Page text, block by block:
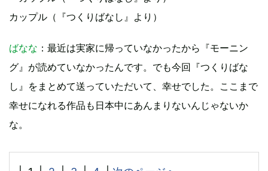
カップル（『つくりばなし』より）
ばなな ：最近は実家に帰っていなかったから『モーニン
グ』が読めていなかったんです。でも今回『つくりばな
し』をまとめて送っていただいて、幸せでした。ここまで
幸せになれる作品も日本中にあんまりないんじゃないか
な。